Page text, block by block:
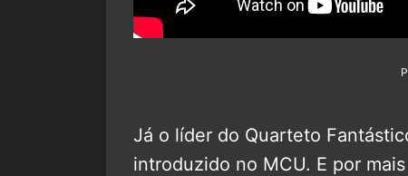
Já o líder do Quarteto
introduzido no MCU. E por